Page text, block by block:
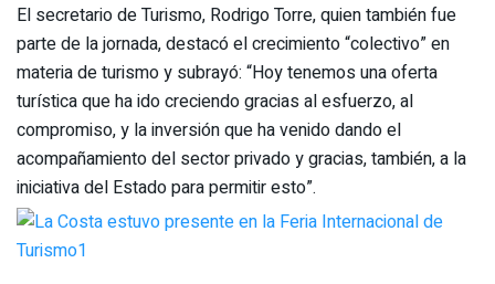
El secretario de Turismo, Rodrigo Torre, quien también fue
parte de la jornada, destacó el crecimiento “colectivo” en
materia de turismo y subrayó: “Hoy tenemos una oferta
turística que ha ido creciendo gracias al esfuerzo, al
compromiso, y la inversión que ha venido dando el
acompañamiento del sector privado y gracias, también, a la
iniciativa del Estado para permitir esto”.